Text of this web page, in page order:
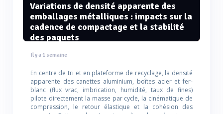
Variations de densité apparente des
emballages métalliques : impacts sur la
cadence de compactage et la stabilité
des paquets
Il y a 1 semaine
En centre de tri et en plateforme de recyclage, la densité
apparente des canettes aluminium, boîtes acier et fer-
blanc (flux vrac, imbrication, humidité, taux de fines)
pilote directement la masse par cycle, la cinématique de
compression, le retour élastique et la cohésion des